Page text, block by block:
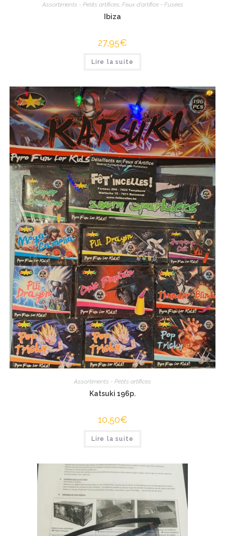
Assortiments - Petits artifices Feux d'artifice - Fusées
Ibiza
27,95€
Lire la suite
Assortiments - Petits artifices
Katsuki 196p.
10,50€
Lire la suite